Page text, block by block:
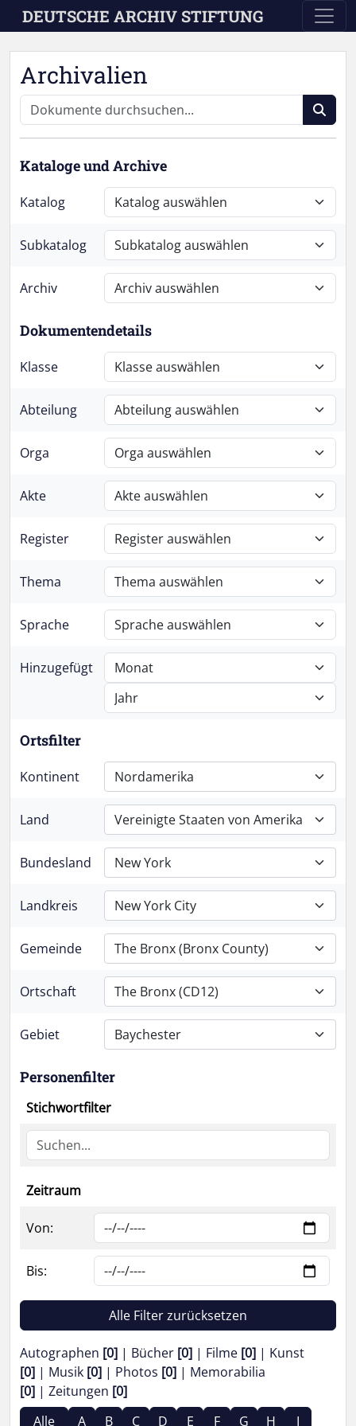
Skip to main content
DEUTSCHE ARCHIV STIFTUNG
Archivalien
Kataloge und Archive
Katalog
Subkatalog
Archiv
Dokumentendetails
Klasse
Abteilung
Orga
Akte
Register
Thema
Sprache
Hinzugefügt
Ortsfilter
Kontinent Nordamerika
Land Vereinigte Staaten von Amerika
Bundesland New York
Landkreis New York City
Gemeinde The Bronx (Bronx County)
Ortschaft The Bronx (CD12)
Gebiet Baychester
Personenfilter
Stichwortfilter
Zeitraum
Von:
Bis:
Alle Filter zurücksetzen
Autographen [0] Bücher [0] Filme [0]
Kunst
[0]
Musik [0] Photos [0]
Memorabilia
[0]
Zeitungen [0]
Alle
A B C D E F G H
I